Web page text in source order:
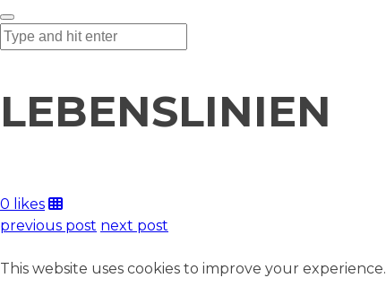
LEBENSLINIEN
0 likes
previous post next post
This website uses cookies to improve your experience.